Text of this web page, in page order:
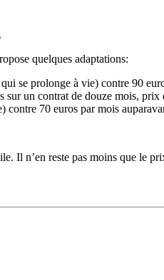
quelques adaptations:
se prolonge à vie) contre 90
un contrat de douze mois,
70 euros par mois
Il n’en reste pas moins que le